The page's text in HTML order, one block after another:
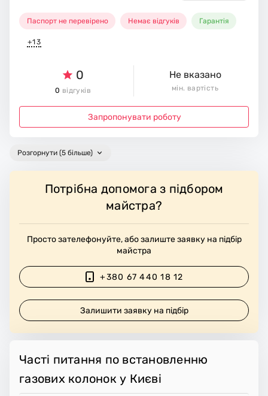
Паспорт не перевірено Немає відгуків Гарантія
+13
0
0 відгуків
Не вказано
мін. вартість
Запропонувати роботу
Розгорнути (5 більше)
Потрібна допомога з підбором
майстра?
Просто зателефонуйте, або залиште заявку на підбір
майстра
+380 67 440 18 12
Залишити заявку на підбір
Часті питання по встановленню
газових колонок у Києві